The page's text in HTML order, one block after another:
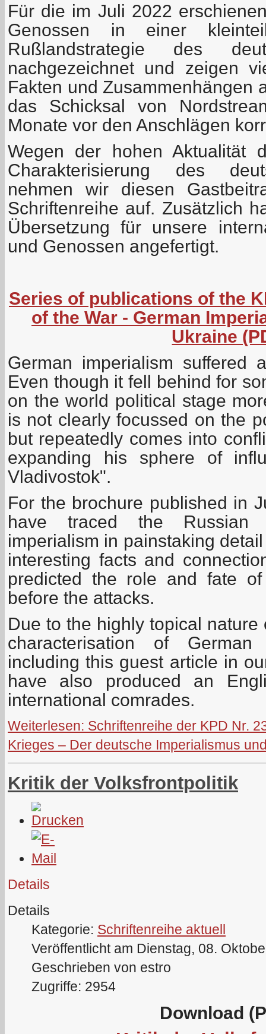
Für die im Juli 2022
Genossen in einer
Rußlandstrategie des
nachgezeichnet und zeigen
Fakten und Zusammenhängen
das Schicksal von
Monate vor den Anschlägen
Wegen der hohen Aktualität
Charakterisierung des
nehmen wir diesen
Schriftenreihe auf. Zusätzlich
Übersetzung für unsere
und Genossen angefertigt.
Series of publications of the
of the War - German
Ukraine
German imperialism suffered
Even though it fell behind for
on the world political stage
is not clearly focussed on the
but repeatedly comes into
expanding his sphere of
Vladivostok".
For the brochure published in
have traced the Russian
imperialism in painstaking
interesting facts and
predicted the role and fate
before the attacks.
Due to the highly topical
characterisation of
including this guest article in
have also produced an
international comrades.
Weiterlesen: Schriftenreihe der KPD Nr.
Krieges – Der deutsche Imperialismus
Kritik der Volksfrontpolitik
Details
Details
Kategorie: Schriftenreihe aktuell
Veröffentlicht am Dienstag, 08.
Geschrieben von estro
Zugriffe: 2954
Download